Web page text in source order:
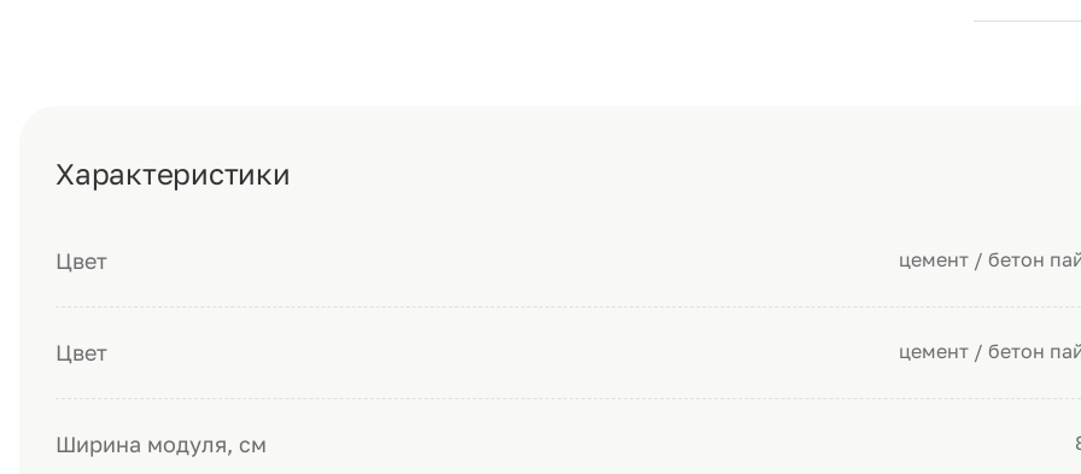
Характеристики
Цвет цемент / бетон
Цвет цемент / бетон
Ширина модуля, см